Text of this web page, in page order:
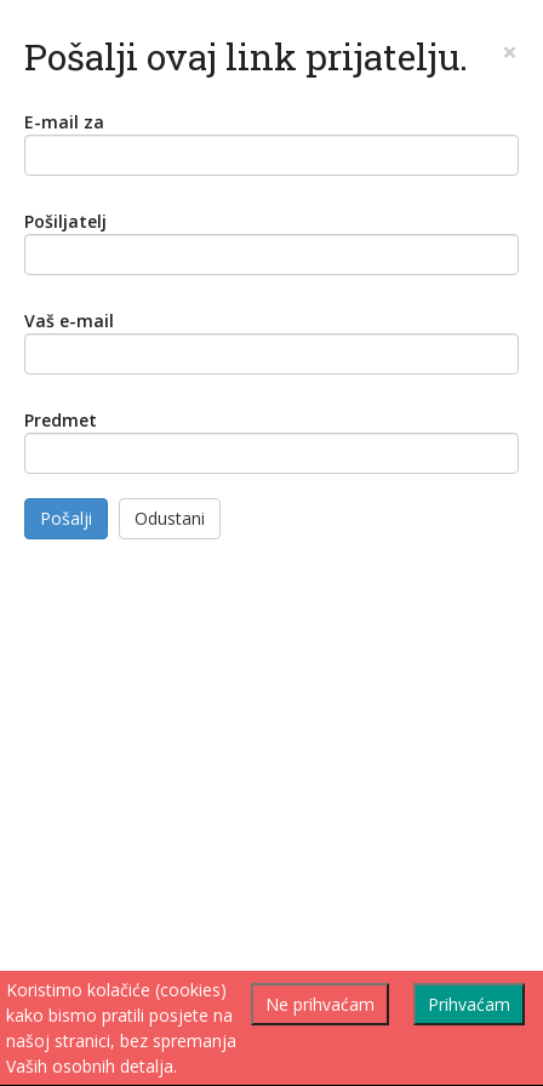
Pošalji ovaj link prijatelju. ×
E-mail za
Pošiljatelj
Vaš e-mail
Predmet
Pošalji Odustani
Prihvaćam
Ne prihvaćam
Koristimo kolačiće (cookies)
kako bismo pratili posjete na
našoj stranici, bez spremanja
Vaših osobnih detalja.